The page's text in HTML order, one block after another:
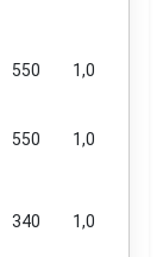
550 1,0
550 1,0
340 1,0